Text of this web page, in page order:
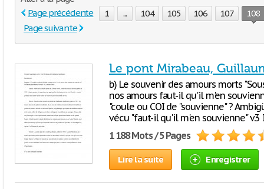
Page précédente
1 ... 104 105 106 107
108
Page suivante
Le pont Mirabeau,
b) Le souvenir des amours morts
nos amours faut-il qu'il m'en
"coule ou COI de "souvienne" ?
vécu "faut-il qu'il m'en souvienne"
1 188 Mots / 5 Pages
Lire la suite Enregistrer